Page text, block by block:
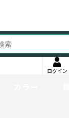
ログイン